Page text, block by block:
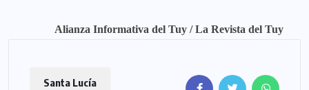
Alianza Informativa del Tuy / La Revista del Tuy
Santa Lucía